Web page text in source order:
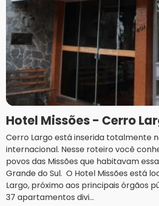
Hotel Missões - Cerro
Cerro Largo está inserida totalmente
internacional. Nesse roteiro você
povos das Missões que habitavam
Grande do Sul. O Hotel Missões está
Largo, próximo aos principais órgãos
37 apartamentos divi...